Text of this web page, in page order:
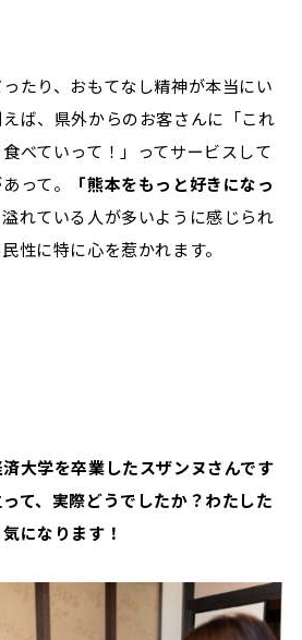
たり、おもてなし精神が本当にい
ば、県外からのお客さんに「これ
べていって！」ってサービスして
って。
「熊本をもっと好きになっ
れている人が多いように感じられ
性に特に心を惹かれます。
大学を卒業したスザンヌさんです
て、実際どうでしたか？わたした
になります！